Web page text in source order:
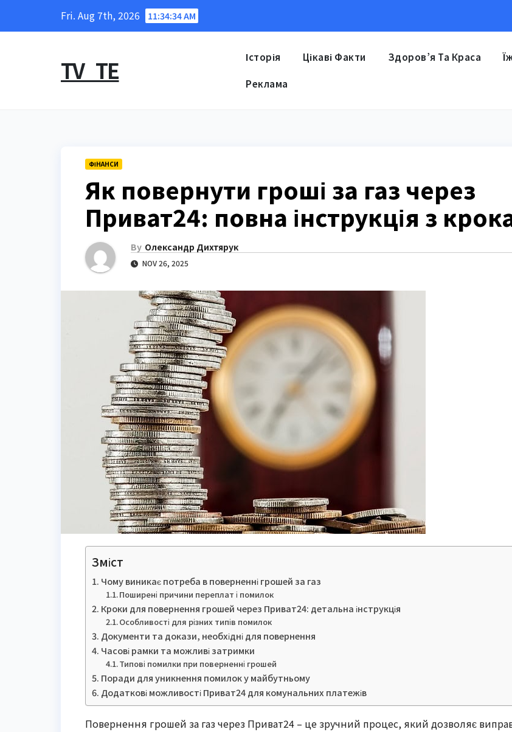
Fri. Aug 7th, 2026 11:34:35 AM
TV_TE Історія Цікаві Факти Здоров’я Та Краса
Реклама
ФІНАНСИ
Як повернути гроші за газ через
Приват24: повна інструкція з
By Олександр Дихтярук
NOV 26, 2025
Зміст
Чому виникає потреба в поверненні грошей за газ
Поширені причини переплат і помилок
Кроки для повернення грошей через Приват24: детальна інструкція
Особливості для різних типів помилок
Документи та докази, необхідні для повернення
Часові рамки та можливі затримки
Типові помилки при поверненні грошей
Поради для уникнення помилок у майбутньому
Додаткові можливості Приват24 для комунальних платежів
Повернення грошей за газ через Приват24 – це зручний процес, який дозволяє